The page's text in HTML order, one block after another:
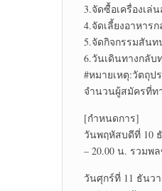
3.จัดซื้อเครื่องเล่
4.จัดเลี้ยงอาหาร
5.จัดกิจกรรมสันท
6.วันเดินทางกลั
#หมายเหตุ:วัตถุป
จำนวนผู้สมัครที่ท
[กำหนดการ]
วันพฤหัสบดีที่ 10
– 20.00 น. รวม
วันศุกร์ที่ 11 ธันวา